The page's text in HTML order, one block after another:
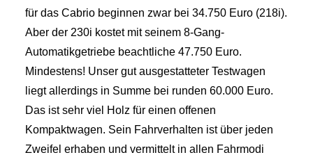
für das Cabrio beginnen zwar bei 34.750 Euro (218i).
Aber der 230i kostet mit seinem 8-Gang-
Automatikgetriebe beachtliche 47.750 Euro.
Mindestens! Unser gut ausgestatteter Testwagen
liegt allerdings in Summe bei runden 60.000 Euro.
Das ist sehr viel Holz für einen offenen
Kompaktwagen. Sein Fahrverhalten ist über jeden
Zweifel erhaben und vermittelt in allen Fahrmodi